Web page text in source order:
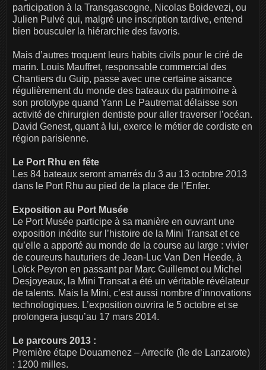
participation à la Transgascogne, Nicolas Boidevezi, ou
Julien Pulvé qui, malgré une inscription tardive, entend
bien bousculer la hiérarchie des favoris.
Mais d’autres troquent leurs habits civils pour le ciré de
marin. Louis Mauffret, responsable commercial des
Chantiers du Guip, passe avec une certaine aisance
régulièrement du monde des bateaux du patrimoine à
son prototype quand Yann Le Pautremat délaisse son
activité de chirurgien dentiste pour aller traverser l’océan.
David Genest, quant à lui, exerce le métier de cordiste en
région parisienne.
Le Port Rhu en fête
Les 84 bateaux seront amarrés du 3 au 13 octobre 2013
dans le Port Rhu au pied de la place de l’Enfer.
Exposition au Port Musée
Le Port Musée participe à sa manière en ouvrant une
exposition inédite sur l’histoire de la Mini Transat et ce
qu’elle a apporté au monde de la course au large : vivier
de coureurs hauturiers de Jean-Luc Van Den Heede, à
Loïck Peyron en passant par Marc Guillemot ou Michel
Desjoyeaux, la Mini Transat a été un véritable révélateur
de talents. Mais la Mini, c’est aussi nombre d’innovations
technologiques. L’exposition ouvrira le 5 octobre et se
prolongera jusqu’au 17 mars 2014.
Le parcours 2013 :
Première étape Douarnenez – Arrecife (île de Lanzarote)
: 1200 milles.